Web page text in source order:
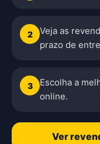
2
Veja as
prazo de
3
Escolha a
online.
Ver